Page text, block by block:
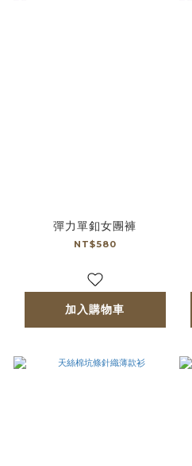
彈力單釦女團褲
NT$580
加入購物車